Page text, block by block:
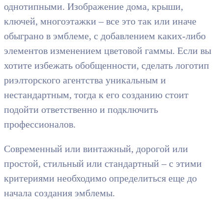
однотипными. Изображение дома, крыши,
ключей, многоэтажки – все это так или иначе
обыграно в эмблеме, с добавлением каких-либо
элементов изменением цветовой гаммы. Если вы
хотите избежать обобщенности, сделать логотип
риэлторского агентства уникальным и
нестандартным, тогда к его созданию стоит
подойти ответственно и подключить
профессионалов.
Современный или винтажный, дорогой или
простой, стильный или стандартный – с этими
критериями необходимо определиться еще до
начала создания эмблемы.